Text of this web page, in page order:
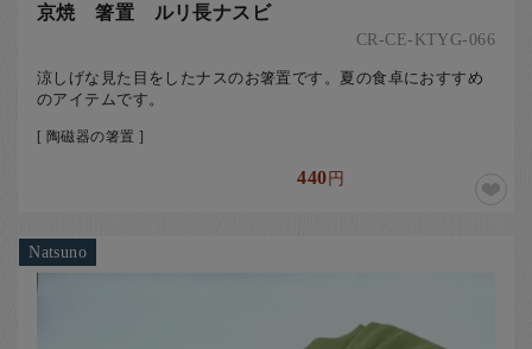
京焼 箸置 ルリ長ナスビ
CR-CE-KTYG-066
涼しげな見た目をしたナスのお箸置です。夏の食卓におすすめ
のアイテムです。
[ 陶磁器の箸置 ]
440円
Natsuno